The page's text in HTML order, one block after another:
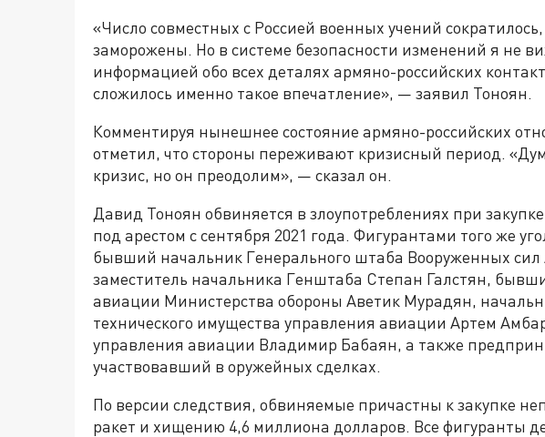
«Число совместных с Россией военных учений
заморожены. Но в системе безопасности изменений я не
информацией обо всех деталях армяно-российских
сложилось именно такое впечатление», — заявил Тоноян.
Комментируя нынешнее состояние армяно-российских
отметил, что стороны переживают кризисный период.
кризис, но он преодолим», — сказал он.
Давид Тоноян обвиняется в злоупотреблениях при
под арестом с сентября 2021 года. Фигурантами того же
бывший начальник Генерального штаба Вооруженных
заместитель начальника Генштаба Степан Галстян,
авиации Министерства обороны Аветик Мурадян,
технического имущества управления авиации Артем
управления авиации Владимир Бабаян, а также
участвовавший в оружейных сделках.
По версии следствия, обвиняемые причастны к закупке
ракет и хищению 4,6 миллиона долларов. Все фигуранты